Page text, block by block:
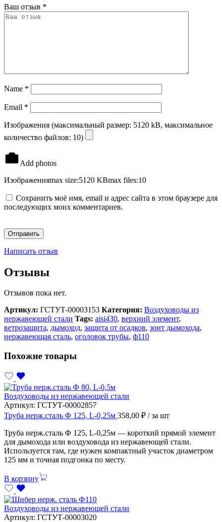
Ваш отзыв *
Name *
Email *
Изображения (максимальный размер: 5120 kB, максимальное
количество файлов: 10)
Add photos
Изображенияmax size:5120 KBmax files:10
Сохранить моё имя, email и адрес сайта в этом браузере для
последующих моих комментариев.
Написать отзыв
Отзывы
Отзывов пока нет.
Артикул: ГСТУТ-00003153 Категория: Воздуховоды из
нержавеющей стали Tags: aisi430, верхний элемент,
ветрозащита, дымоход, защита от осадков, зонт дымохода,
нержавеющая сталь, оголовок трубы, ф110
Похожие товары
Воздуховоды из нержавеющей стали
Артикул: ГСТУТ-00002857
Труба нерж.сталь Ф 125, L-0,25м 358,00 ₽ / за шт
Труба нерж.сталь Ф 125, L-0,25м — короткий прямой элемент
для дымохода или воздуховода из нержавеющей стали.
Используется там, где нужен компактный участок диаметром
125 мм и точная подгонка по месту.
В корзину
Воздуховоды из нержавеющей стали
Артикул: ГСТУТ-00003020